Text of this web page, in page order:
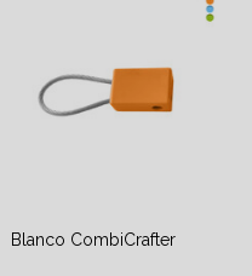
Blanco CombiCrafter